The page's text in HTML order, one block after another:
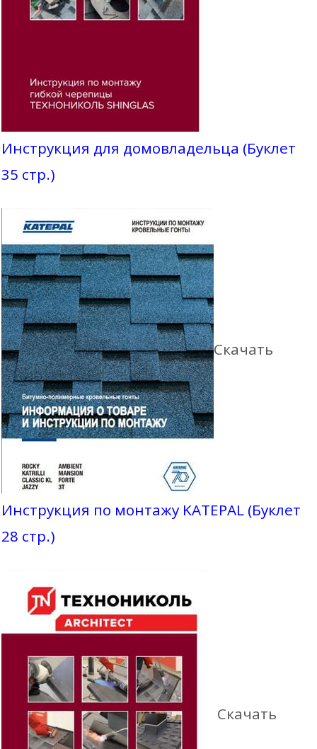
Инструкция для домовладельца (Буклет
35 стр.)
Скачать
Инструкция по монтажу KATEPAL (Буклет
28 стр.)
Скачать